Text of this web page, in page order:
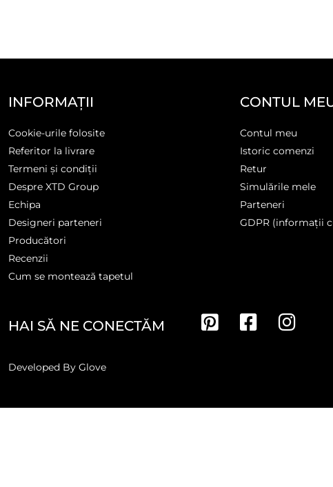
INFORMAȚII
Cookie-urile folosite
Referitor la livrare
Termeni și condiții
Despre XTD Group
Echipa
Designeri parteneri
Producători
Recenzii
Cum se montează tapetul
CONTUL
Contul meu
Istoric comenzi
Retur
Simulările mele
Parteneri
GDPR (informații
HAI SĂ NE CONECTĂM
Developed By Glove